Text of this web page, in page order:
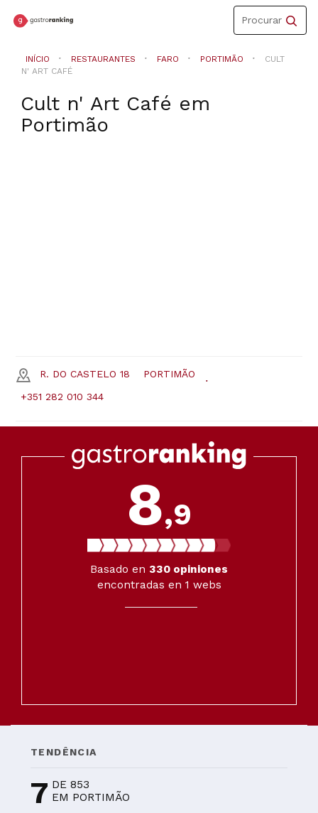
Toggle
navigation
Procurar
INÍCIO RESTAURANTES FARO PORTIMÃO
CULT
N' ART CAFÉ
Cult n' Art Café em
Portimão
R. DO CASTELO 18 PORTIMÃO
+351 282 010 344
8,9
Basado en 330 opiniones
encontradas en 1 webs
TENDÊNCIA
7 DE 853
EM PORTIMÃO